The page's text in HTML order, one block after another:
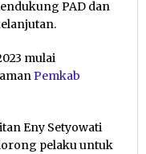
PAD dan
mulai
Pemkab
Eny Setyowati
pelaku untuk